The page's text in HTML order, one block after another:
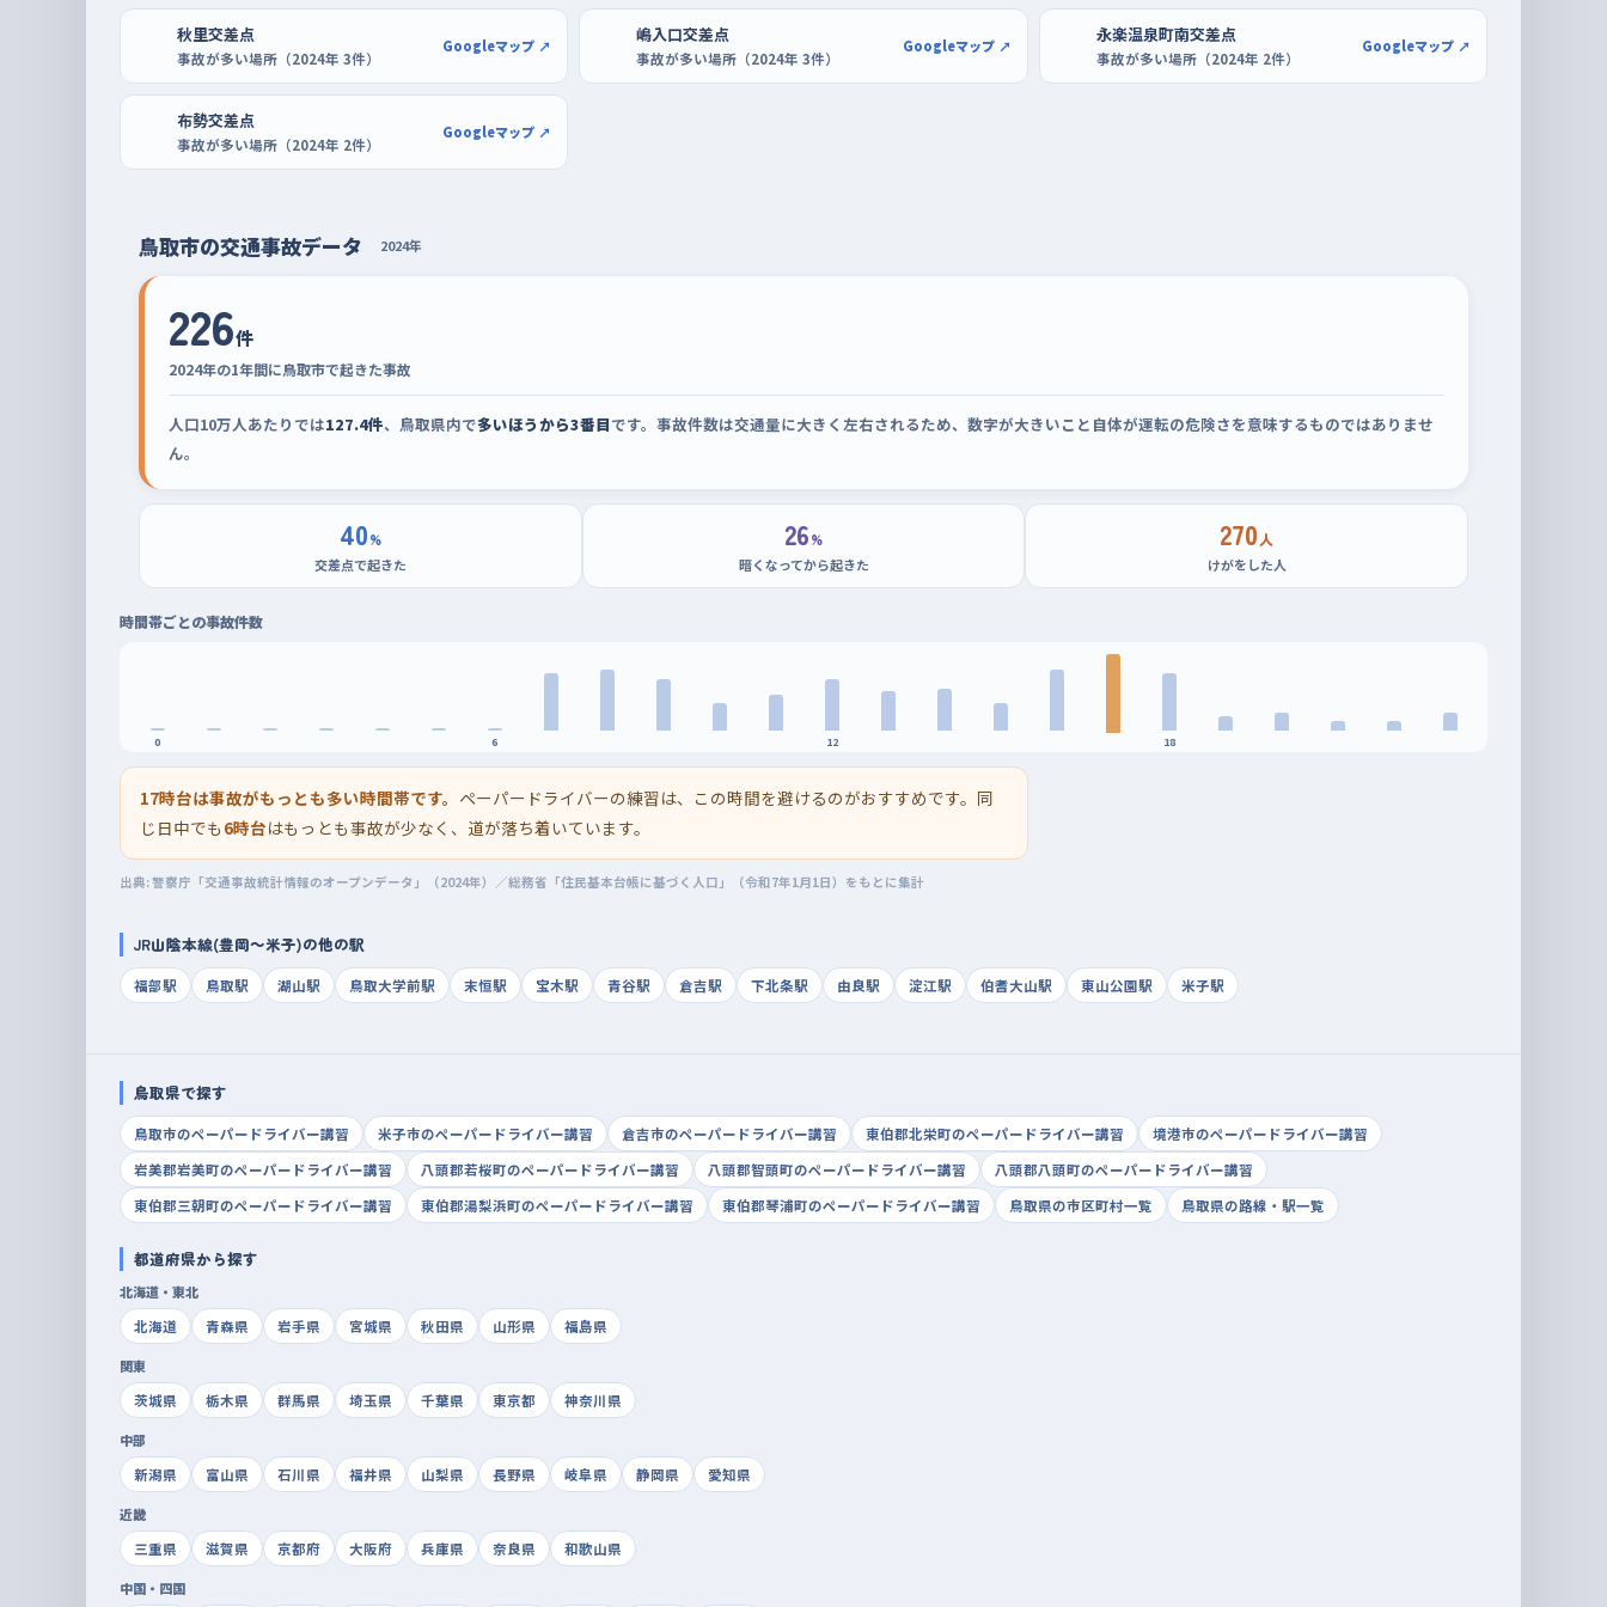
秋里交差点
事故が多い場所（2024年 3件）
Googleマップ ↗ 嶋入口交差点
事故が多い場所（2024年 3件）
Googleマップ ↗ 永楽温泉町南交差点
事故が多い場所（2024年 2件）
Googleマップ ↗
布勢交差点
事故が多い場所（2024年 2件）
Googleマップ ↗
鳥取市の交通事故データ 2024年
226件
2024年の1年間に鳥取市で起きた事故
人口10万人あたりでは127.4件、鳥取県内で多いほうから3番目です。事故件数は交通量に大きく左右されるため、数字が大きいこと自体が運転の危険さを意味するものではありませ
ん。
40%
交差点で起きた
26%
暗くなってから起きた
270人
けがをした人
時間帯ごとの事故件数
0 6 12 18
17時台は事故がもっとも多い時間帯です。 ペーパードライバーの練習は、この時間を避けるのがおすすめです。同
じ日中でも 6時台はもっとも事故が少なく、道が落ち着いています。
出典: 警察庁「交通事故統計情報のオープンデータ」（2024年）／総務省「住民基本台帳に基づく人口」（令和7年1月1日）をもとに集計
JR山陰本線(豊岡～米子)の他の駅
福部駅 鳥取駅 湖山駅 鳥取大学前駅 末恒駅 宝木駅 青谷駅 倉吉駅 下北条駅 由良駅 淀江駅 伯耆大山駅 東山公園駅 米子駅
鳥取県で探す
鳥取市のペーパードライバー講習 米子市のペーパードライバー講習 倉吉市のペーパードライバー講習 東伯郡北栄町のペーパードライバー講習
境港市のペーパードライバー講習
岩美郡岩美町のペーパードライバー講習
八頭郡若桜町のペーパードライバー講習 八頭郡智頭町のペーパードライバー講習
八頭郡八頭町のペーパードライバー講習
東伯郡三朝町のペーパードライバー講習
東伯郡湯梨浜町のペーパードライバー講習 東伯郡琴浦町のペーパードライバー講習 鳥取県の市区町村一覧 鳥取県の路線・駅一覧
都道府県から探す
北海道・東北
北海道
青森県 岩手県 宮城県 秋田県 山形県 福島県
関東
茨城県
栃木県 群馬県 埼玉県 千葉県 東京都 神奈川県
中部
新潟県
富山県 石川県 福井県 山梨県 長野県 岐阜県 静岡県 愛知県
近畿
三重県
滋賀県 京都府 大阪府 兵庫県 奈良県 和歌山県
中国・四国